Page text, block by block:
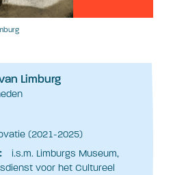
Limburg
(2021-2025)
i.s.m. Limburgs Museum,
voor het Cultureel